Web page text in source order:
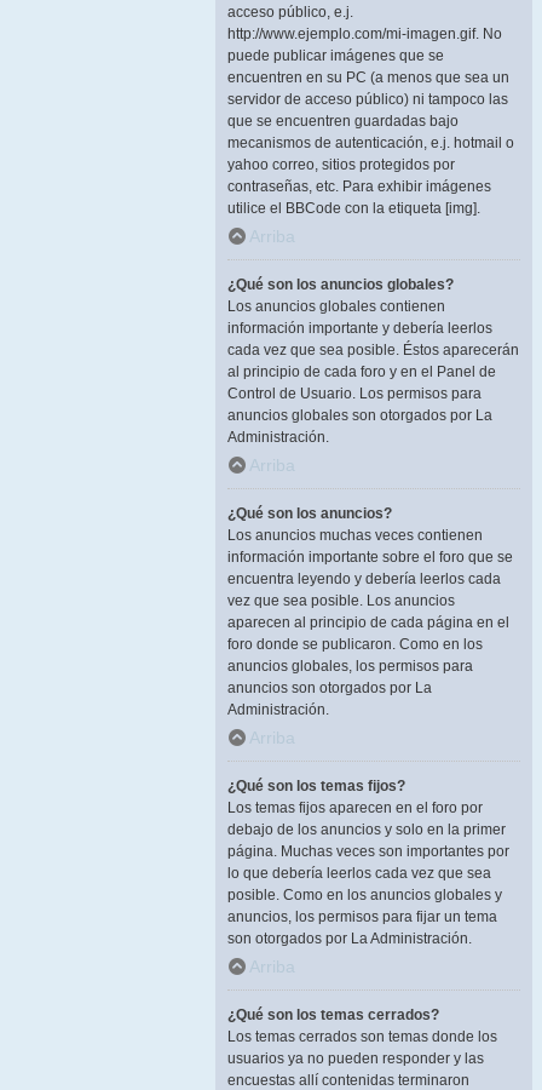
acceso público, e.j.
http://www.ejemplo.com/mi-imagen.gif. No
puede publicar imágenes que se
encuentren en su PC (a menos que sea un
servidor de acceso público) ni tampoco las
que se encuentren guardadas bajo
mecanismos de autenticación, e.j. hotmail o
yahoo correo, sitios protegidos por
contraseñas, etc. Para exhibir imágenes
utilice el BBCode con la etiqueta [img].
Arriba
¿Qué son los anuncios globales?
Los anuncios globales contienen
información importante y debería leerlos
cada vez que sea posible. Éstos aparecerán
al principio de cada foro y en el Panel de
Control de Usuario. Los permisos para
anuncios globales son otorgados por La
Administración.
Arriba
¿Qué son los anuncios?
Los anuncios muchas veces contienen
información importante sobre el foro que se
encuentra leyendo y debería leerlos cada
vez que sea posible. Los anuncios
aparecen al principio de cada página en el
foro donde se publicaron. Como en los
anuncios globales, los permisos para
anuncios son otorgados por La
Administración.
Arriba
¿Qué son los temas fijos?
Los temas fijos aparecen en el foro por
debajo de los anuncios y solo en la primer
página. Muchas veces son importantes por
lo que debería leerlos cada vez que sea
posible. Como en los anuncios globales y
anuncios, los permisos para fijar un tema
son otorgados por La Administración.
Arriba
¿Qué son los temas cerrados?
Los temas cerrados son temas donde los
usuarios ya no pueden responder y las
encuestas allí contenidas terminaron